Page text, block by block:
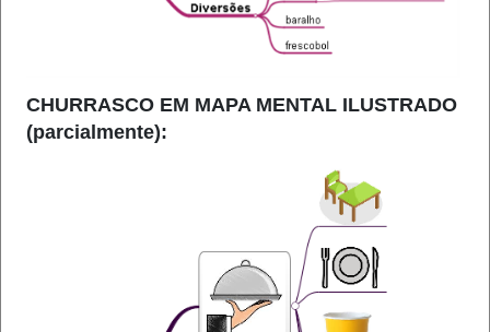
CHURRASCO EM MAPA MENTAL ILUSTRADO
(parcialmente):